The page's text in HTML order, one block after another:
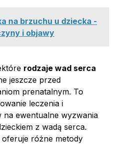
na brzuchu u dziecka -
i objawy
rodzaje wad serca
jeszcze przed
prenatalnym. To
leczenia i
ewentualne wyzwania
z wadą serca.
oferuje różne metody